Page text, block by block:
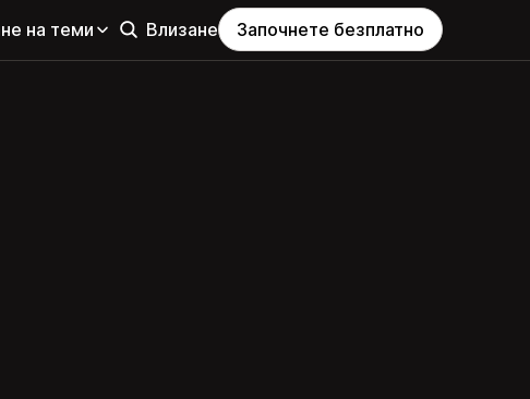
на теми Влизане Започнете безплатно